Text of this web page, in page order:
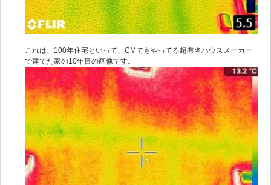
これは、100年住宅といって、CMでもやってる超有名ハウスメーカー
で建てた家の10年目の画像です。